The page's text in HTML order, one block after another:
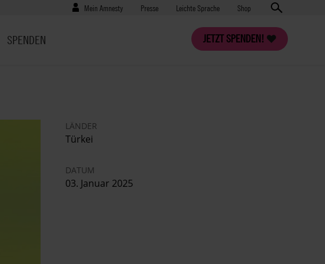
Benutzermenü
Mein Amnesty Presse
Presse Leichte Sprache Shop
JETZT SPENDEN!
SPENDEN
LÄNDER
Türkei
DATUM
03. Januar 2025